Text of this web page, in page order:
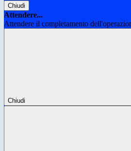
Chiudi
Attendere...
Attendere il completamento
Chiudi